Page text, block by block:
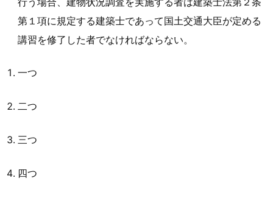
第１項に規定する建築士であって国土交通大臣が定める
講習を修了した者でなければならない。
一つ
二つ
三つ
四つ